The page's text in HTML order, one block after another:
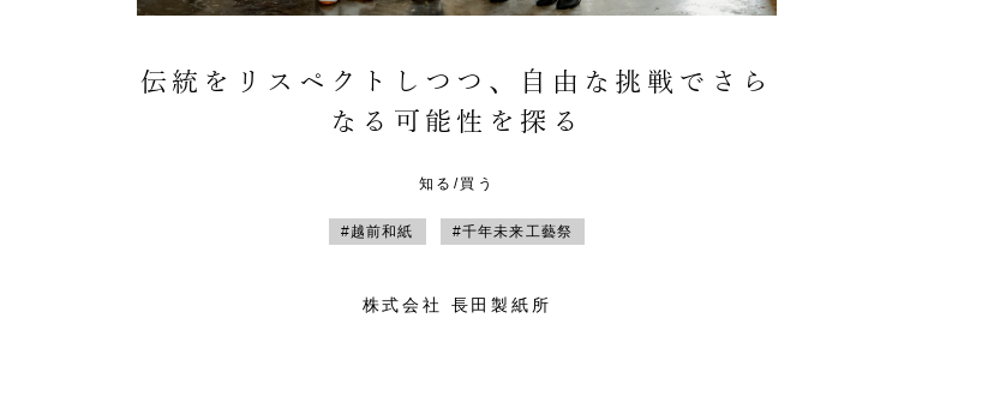
伝統をリスペクトしつつ、自由な挑戦でさら
なる可能性を探る
知る/買う
#越前和紙 #千年未来工藝祭
株式会社 長田製紙所